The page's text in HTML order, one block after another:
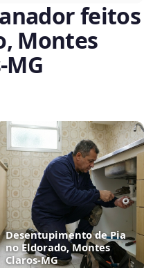
feitos
Montes
Desentupimento de Pia
no Eldorado, Montes
Claros‑MG